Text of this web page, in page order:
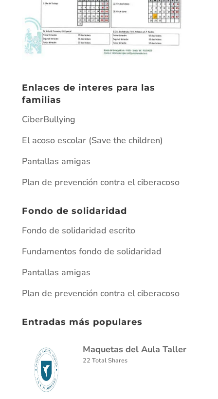
Enlaces de interes para las
familias
CiberBullying
El acoso escolar (Save the children)
Pantallas amigas
Plan de prevención contra el ciberacoso
Fondo de solidaridad
Fondo de solidaridad escrito
Fundamentos fondo de solidaridad
Pantallas amigas
Plan de prevención contra el ciberacoso
Entradas más populares
Maquetas del Aula Taller
22 Total Shares